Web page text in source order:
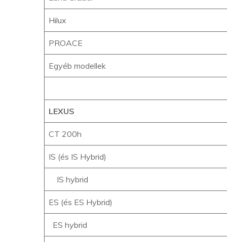
Hilux
PROACE
Egyéb modellek
LEXUS
CT 200h
IS (és IS Hybrid)
IS hybrid
ES (és ES Hybrid)
ES hybrid